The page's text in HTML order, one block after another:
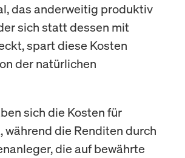
das anderweitig produktiv
sich statt dessen mit
spart diese Kosten
der natürlichen
sich die Kosten für
die Renditen durch
die auf bewährte